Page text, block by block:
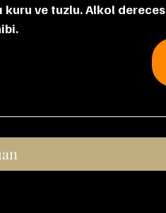
kuru ve tuzlu. Alkol